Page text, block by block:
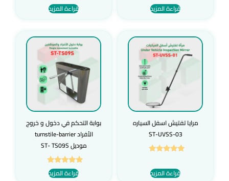
تم التقييم
5.00
قراءة المزيد
تم التقييم
5.00
قراءة المزيد
مرايا تفتيش اسفل السياره
ST-UVSS-03
من 5
قراءة المزيد
بوابة التحكم في دخول و خروج
الأفراد turnstile-barrier
موديل ST- TS09S
تم التقييم
5.00
قراءة المزيد